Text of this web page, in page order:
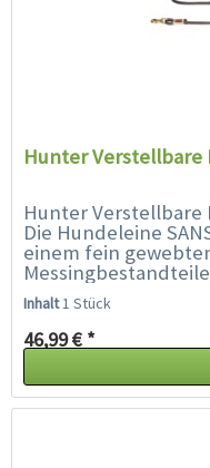
Hunter Verstellbare
Hunter Verstellbare
Die Hundeleine
einem fein
echtem Leder, der
Inhalt1 Stück
46,99 € *